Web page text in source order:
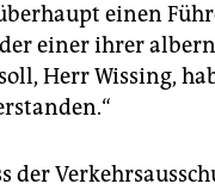
einen
einer ihrer
Herr Wissing,
der